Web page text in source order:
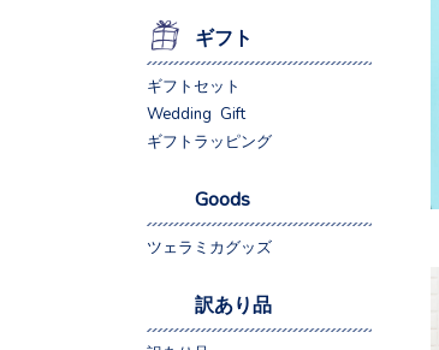
ギフト
ギフトセット
Wedding Gift
ギフトラッピング
Goods
ツェラミカグッズ
訳あり品